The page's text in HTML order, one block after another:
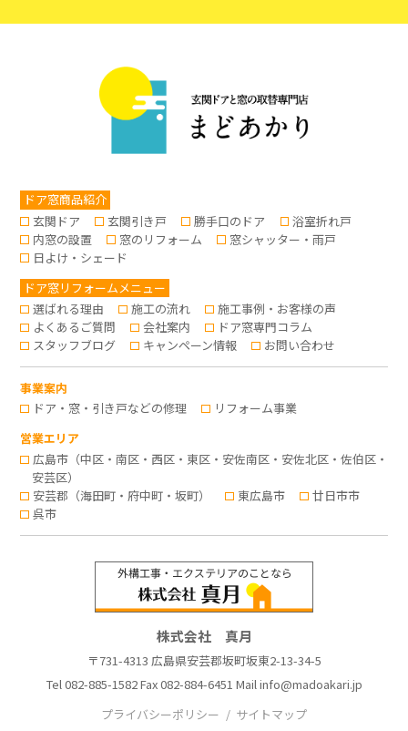
ドア窓商品紹介
玄関ドア
玄関引き戸 勝手口のドア
浴室折れ戸
内窓の設置
窓のリフォーム
窓シャッター・雨戸
日よけ・シェード
ドア窓リフォームメニュー
選ばれる理由
施工の流れ
施工事例・お客様の声
よくあるご質問
会社案内
ドア窓専門コラム
スタッフブログ
キャンペーン情報 お問い合わせ
事業案内
ドア・窓・引き戸などの修理
リフォーム事業
営業エリア
広島市（中区・南区・西区・東区・安佐南区・安佐北区・佐伯区・
安芸区）
安芸郡（海田町・府中町・坂町）
東広島市
廿日市市
呉市
株式会社 真月
〒731-4313 広島県安芸郡坂町坂東2-13-34-5
Tel 082-885-1582Fax 082-884-6451 Mail info@madoakari.jp
プライバシーポリシー
サイトマップ